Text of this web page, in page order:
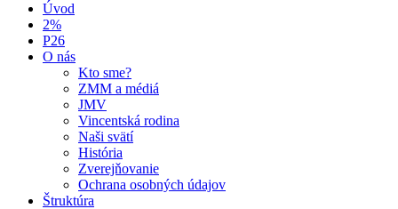
Úvod
2%
P26
O nás
Kto sme?
ZMM a médiá
JMV
Vincentská rodina
Naši svätí
História
Zverejňovanie
Ochrana osobných údajov
Štruktúra